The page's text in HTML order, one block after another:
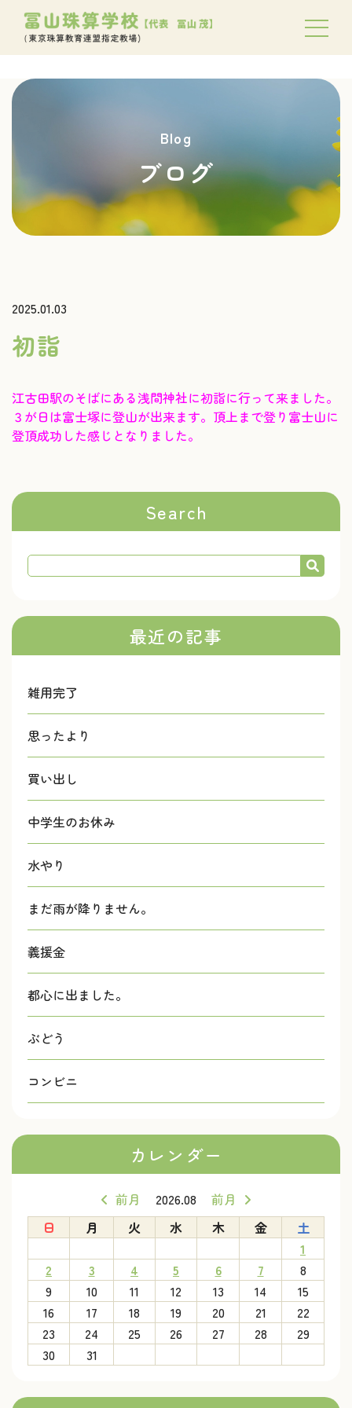
Blog
ブログ
2025.01.03
初詣
江古田駅のそばにある浅間神社に初詣に行って来ました。
３が日は富士塚に登山が出来ます。頂上まで登り富士山に
登頂成功した感じとなりました。
Search
最近の記事
雑用完了
思ったより
買い出し
中学生のお休み
水やり
まだ雨が降りません。
義援金
都心に出ました。
ぶどう
コンビニ
カレンダー
前月 2026.08
前月
日
月 火 水 木 金
土
1
2
3 4 5 6 7
8
9
10 11 12 13 14
15
16
17 18 19 20 21
22
23
24 25 26 27 28
29
30
31